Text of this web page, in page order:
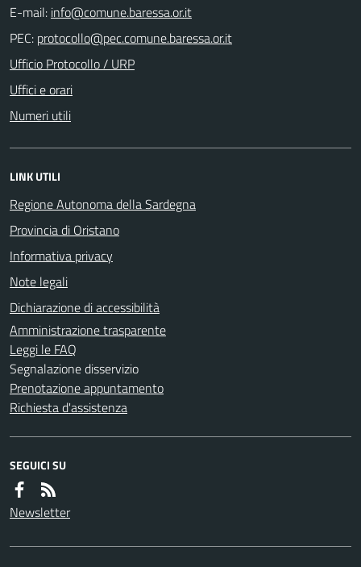
E-mail:
PEC:
Ufficio Protocollo / URP
Uffici e orari
Numeri utili
LINK UTILI
Regione Autonoma della Sardegna
Provincia di Oristano
Informativa privacy
Note legali
Dichiarazione di accessibilità
Amministrazione trasparente
Leggi le FAQ
Segnalazione disservizio
Prenotazione appuntamento
Richiesta d'assistenza
SEGUICI SU
Newsletter